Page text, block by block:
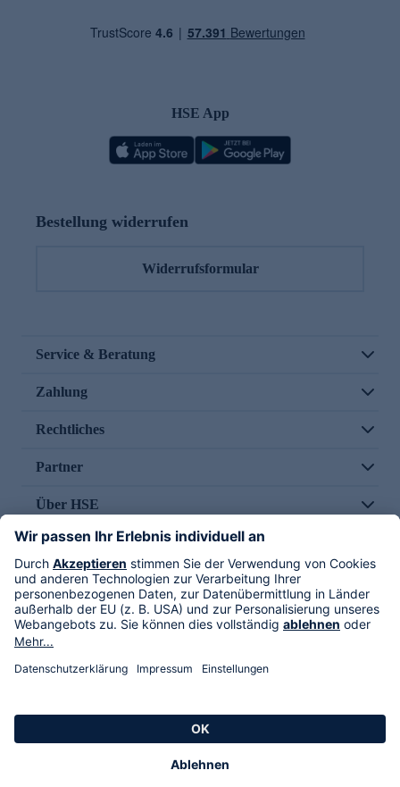
HSE App
Bestellung widerrufen
Widerrufsformular
Service & Beratung
Zahlung
Rechtliches
Partner
Über HSE
Im TV
HSE International